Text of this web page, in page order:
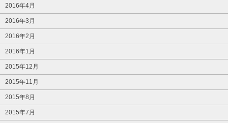
2016年4月
2016年3月
2016年2月
2016年1月
2015年12月
2015年11月
2015年8月
2015年7月